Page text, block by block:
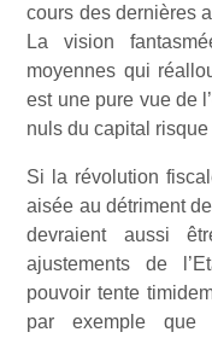
cours des dernières
La vision
moyennes qui
est une pure vue de
nuls du capital
Si la révolution
aisée au détriment
devraient aussi
ajustements de
pouvoir tente
par exemple que